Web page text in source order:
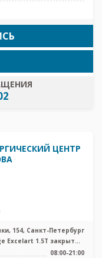
ЦЕНТР
154, Санкт-Петербург
Excelart 1.5T закрытый
КТ Toshiba Aquilion 64 ...
08:00-21:00